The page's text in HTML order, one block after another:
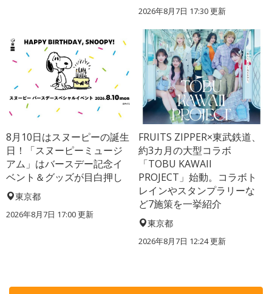
2026年8月7日 17:30更新
8月10日はスヌーピーの誕生
日！「スヌーピーミュージ
アム」はバースデー記念イ
ベント＆グッズが目白押し
東京都
2026年8月7日 17:00更新
FRUITS ZIPPER×東武鉄道、
約3カ月の大型コラボ
「TOBU KAWAII
PROJECT」始動。コラボト
レインやスタンプラリーな
ど7施策を一挙紹介
東京都
2026年8月7日 12:24更新